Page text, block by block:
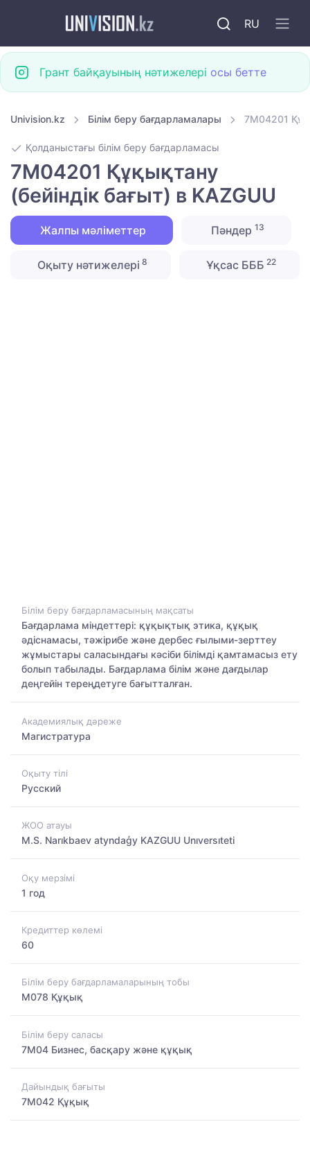
RU
Грант байқауының нәтижелері осы бетте
Univision.kz Білім беру бағдарламалары 7M04201
Қолданыстағы білім беру бағдарламасы
7M04201 Құқықтану
(бейіндік бағыт) в KAZGUU
Жалпы мәліметтер Пәндер 13
Оқыту нәтижелері 8 Ұқсас БББ 22
Білім беру бағдарламасының мақсаты
Бағдарлама міндеттері: құқықтық этика, құқық
әдіснамасы, тәжірибе және дербес ғылыми-зерттеу
жұмыстары саласындағы кәсіби білімді қамтамасыз ету
болып табылады. Бағдарлама білім және дағдылар
деңгейін тереңдетуге бағытталған.
Академиялық дәреже
Магистратура
Оқыту тілі
Русский
ЖОО атауы
M.S. Narıkbaev atyndaģy KAZGUU Unıversıteti
Оқу мерзімі
1 год
Кредиттер көлемі
60
Білім беру бағдарламаларының тобы
M078 Құқық
Білім беру саласы
7M04 Бизнес, басқару және құқық
Дайындық бағыты
7M042 Құқық